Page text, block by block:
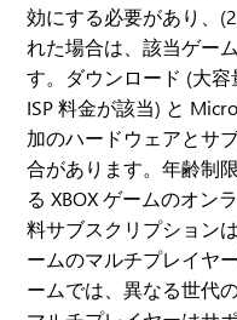
効にする必要があり、
れた場合は、該当ゲー
す。ダウンロード (大容
ISP 料金が該当) と
加のハードウェアとサ
合があります。年齢制
る XBOX ゲームのオン
料サブスクリプション
ームのマルチプレイヤ
ームでは、異なる世代